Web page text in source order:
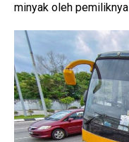
minyak oleh